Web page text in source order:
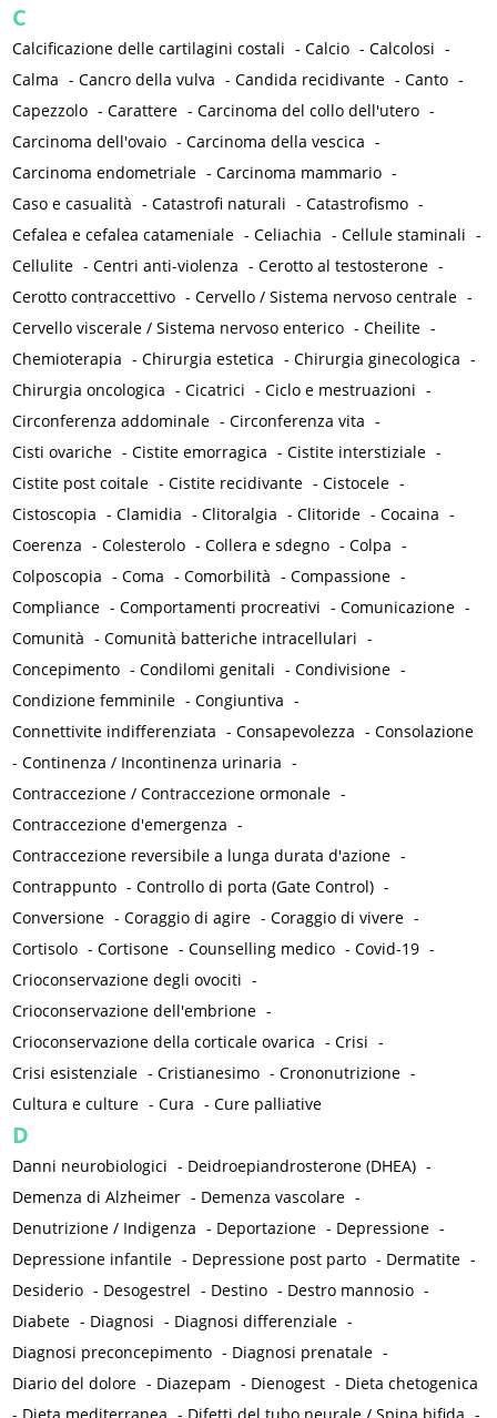
C
Calcificazione delle cartilagini costali -Calcio -Calcolosi -
Calma -Cancro della vulva -Candida recidivante -Canto -
Capezzolo -Carattere -Carcinoma del collo dell'utero -
Carcinoma dell'ovaio -Carcinoma della vescica -
Carcinoma endometriale -Carcinoma mammario -
Caso e casualità -Catastrofi naturali -Catastrofismo -
Cefalea e cefalea catameniale -Celiachia -Cellule staminali -
Cellulite -Centri anti-violenza -Cerotto al testosterone -
Cerotto contraccettivo -Cervello / Sistema nervoso centrale -
Cervello viscerale / Sistema nervoso enterico -Cheilite -
Chemioterapia -Chirurgia estetica -Chirurgia ginecologica -
Chirurgia oncologica -Cicatrici -Ciclo e mestruazioni -
Circonferenza addominale -Circonferenza vita -
Cisti ovariche -Cistite emorragica -Cistite interstiziale -
Cistite post coitale -Cistite recidivante -Cistocele -
Cistoscopia -Clamidia -Clitoralgia -Clitoride -Cocaina -
Coerenza -Colesterolo -Collera e sdegno -Colpa -
Colposcopia -Coma -Comorbilità -Compassione -
Compliance -Comportamenti procreativi -Comunicazione -
Comunità -Comunità batteriche intracellulari -
Concepimento -Condilomi genitali -Condivisione -
Condizione femminile -Congiuntiva -
Connettivite indifferenziata -Consapevolezza -Consolazione
-Continenza / Incontinenza urinaria -
Contraccezione / Contraccezione ormonale -
Contraccezione d'emergenza -
Contraccezione reversibile a lunga durata d'azione -
Contrappunto -Controllo di porta (Gate Control) -
Conversione -Coraggio di agire -Coraggio di vivere -
Cortisolo -Cortisone -Counselling medico -Covid-19 -
Crioconservazione degli ovociti -
Crioconservazione dell'embrione -
Crioconservazione della corticale ovarica -Crisi -
Crisi esistenziale -Cristianesimo -Crononutrizione -
Cultura e culture -Cura -Cure palliative
D
Danni neurobiologici - Deidroepiandrosterone (DHEA) -
Demenza di Alzheimer - Demenza vascolare -
Denutrizione / Indigenza - Deportazione - Depressione -
Depressione infantile - Depressione post parto - Dermatite -
Desiderio - Desogestrel - Destino - Destro mannosio -
Diabete - Diagnosi - Diagnosi differenziale -
Diagnosi preconcepimento - Diagnosi prenatale -
Diario del dolore - Diazepam - Dienogest - Dieta chetogenica